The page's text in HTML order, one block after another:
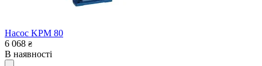
Насос KPM 80
6 068 ₴
В наявності